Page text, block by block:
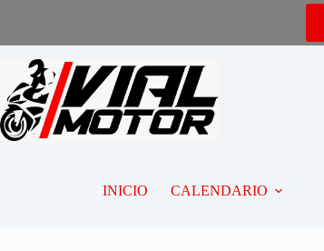
INICIO CALENDARIO